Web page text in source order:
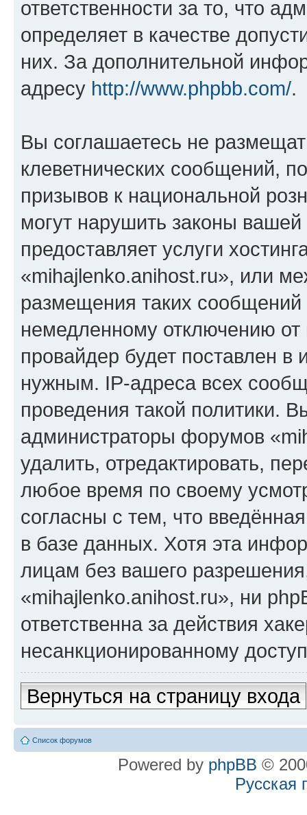
ответственности за то, что
определяет в качестве
них. За дополнительной
адресу http://www.phpbb.com/.
Вы соглашаетесь не
клеветнических сообщений,
призывов к национальной
могут нарушить законы
предоставляет услуги
«mihajlenko.anihost.ru», или
размещения таких
немедленному отключению
провайдер будет поставлен в
нужным. IP-адреса всех
проведения такой политики.
администраторы форумов
удалить, отредактировать,
любое время по своему
согласны с тем, что
в базе данных. Хотя эта
лицам без вашего
«mihajlenko.anihost.ru», ни
ответственна за действия
несанкционированному
Вернуться на страницу входа
Список форумов
Powered by phpBB ©
Русская